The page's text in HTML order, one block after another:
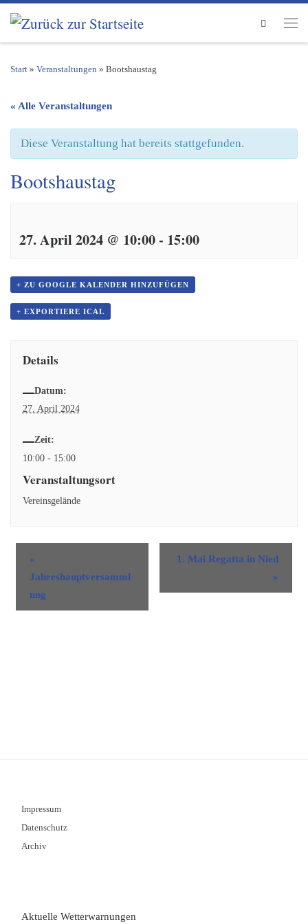
Zum Inhalt springen
Search
Start » Veranstaltungen » Bootshaustag
« Alle Veranstaltungen
Diese Veranstaltung hat bereits stattgefunden.
Bootshaustag
27. April 2024 @ 10:00 - 15:00
+ ZU GOOGLE KALENDER HINZUFÜGEN
+ EXPORTIERE ICAL
Details
Datum:
27. April 2024
Zeit:
10:00 - 15:00
Veranstaltungsort
Vereinsgelände
«
Jahreshauptversamml
ung
1. Mai Regatta in Nied
»
Impressum
Datenschutz
Archiv
Aktuelle Wetterwarnungen